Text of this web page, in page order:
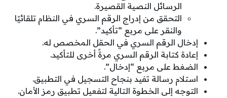
الرسائل النصية القصيرة.
التحقق من إدراج الرقم السري في النظام تلقائيًا
والنقر على مربع “تأكيد”.
إدخال الرقم السري في الحقل المخصص له.
إعادة كتابة الرقم السري مرةً أخرى للتأكيد.
الضغط على مربع “إدخال”.
استلام رسالة تفيد بنجاح التسجيل في التطبيق.
التوجه إلى الخطوة التالية لتفعيل تطبيق رمز الأمان.